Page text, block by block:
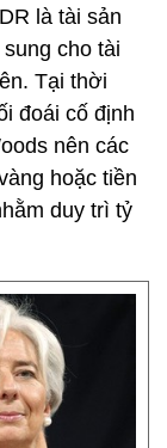
là tài sản
cho tài
Tại thời
đoái cố định
nên các
hoặc tiền
duy trì tỷ